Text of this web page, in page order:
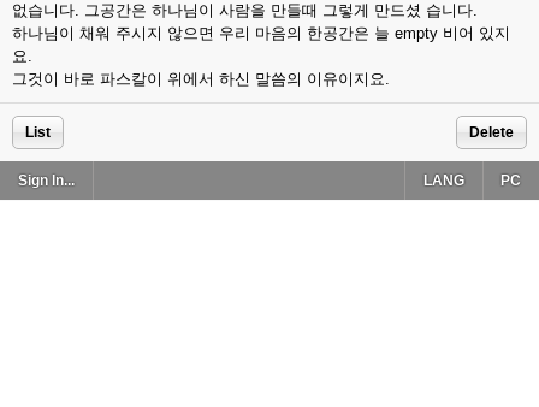
없습니다. 그공간은 하나님이 사람을 만들때 그렇게 만드셨 습니다.
하나님이 채워 주시지 않으면 우리 마음의 한공간은 늘 empty 비어 있지
요.
그것이 바로 파스칼이 위에서 하신 말씀의 이유이지요.
List Delete
Sign In... PC
LANG